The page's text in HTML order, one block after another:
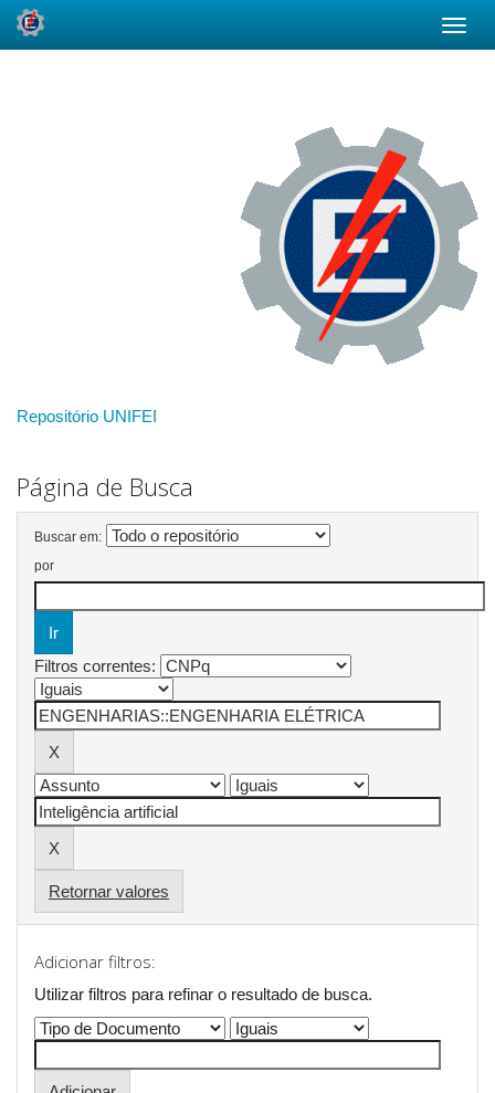
Repositório UNIFEI
Página de Busca
Buscar em:
por
Filtros correntes:
Retornar valores
Adicionar filtros:
Utilizar filtros para refinar o resultado de busca.